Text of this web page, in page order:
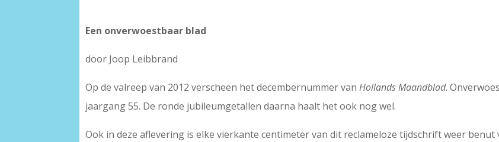
Een onverwoestbaar blad
door Joop Leibbrand
Op de valreep van 2012 verscheen het decembernummer vanHollands Maandblad.
jaargang 55. De ronde jubileumgetallen daarna haalt het ook nog wel.
Ook in deze aflevering is elke vierkante centimeter van dit reclameloze tijdschrift weer